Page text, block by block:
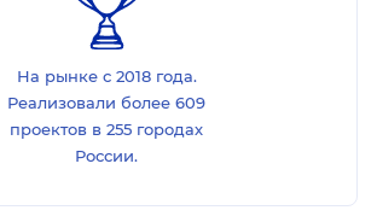
На рынке с 2018 года.
Реализовали более 609
проектов в 255 городах
России.